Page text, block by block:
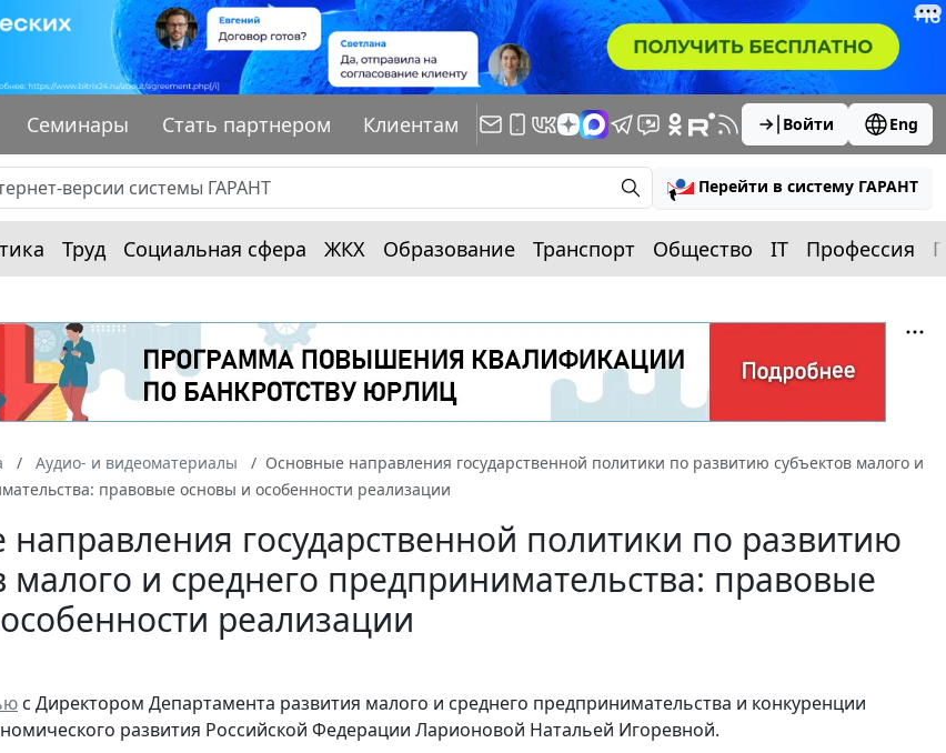
Семинары Стать партнером Клиентам Войти Eng
Перейти в систему ГАРАНТ
Труд Социальная сфера ЖКХ Образование Транспорт Общество IT Профессия
Аудио- и видеоматериалы
Основные направления государственной политики по развитию субъектов малого и
правовые основы и особенности реализации
государственной политики по развитию
малого и среднего предпринимательства: правовые
реализации
с Директором Департамента развития малого и среднего предпринимательства и конкуренции
развития Российской Федерации Ларионовой Натальей Игоревной.